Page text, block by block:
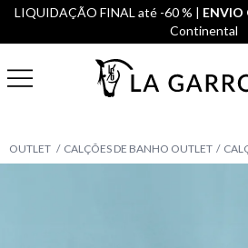
LIQUIDAÇÃO FINAL até -60 % | ENVIO
Continental
OUTLET CALÇÕES DE BANHO OUTLET